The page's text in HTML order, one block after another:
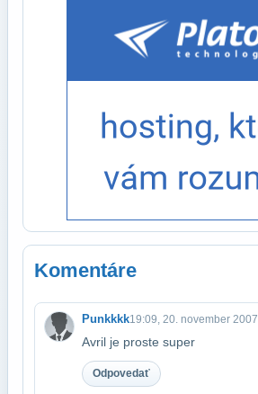
Komentáre
Punkkkk19:09, 20. november 2007
Avril je proste super
Odpovedať